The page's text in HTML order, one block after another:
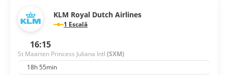
KLM Royal Dutch Airlines
1 Escală
16:15
St Maarten Princess Juliana Intl (SXM)
18h 55min